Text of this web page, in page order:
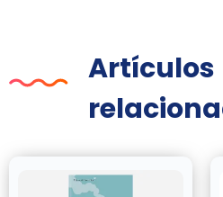
Artículos